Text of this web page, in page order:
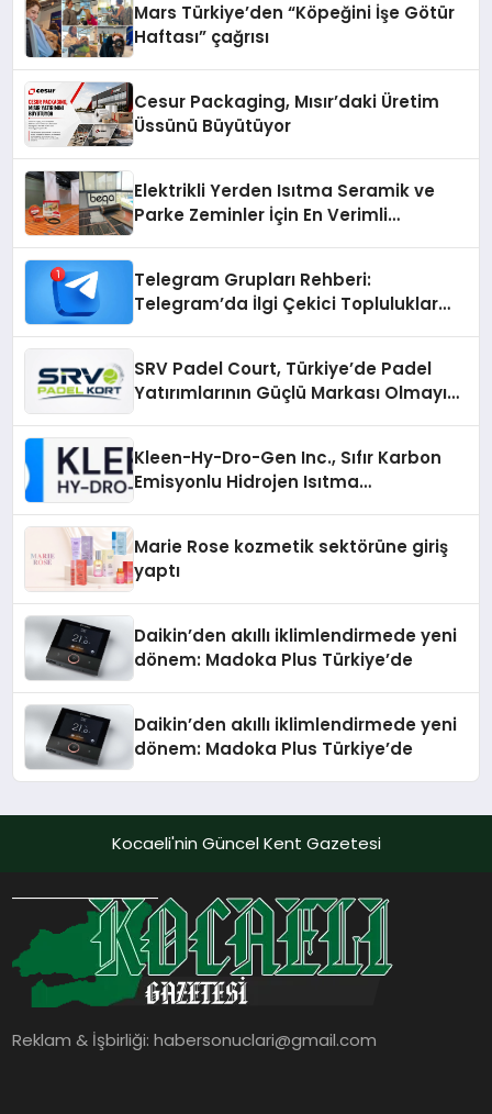
Mars Türkiye’den “Köpeğini İşe Götür
Haftası” çağrısı
Cesur Packaging, Mısır’daki Üretim
Üssünü Büyütüyor
Elektrikli Yerden Isıtma Seramik ve
Parke Zeminler İçin En Verimli
Telegram Grupları Rehberi:
Telegram’da İlgi Çekici Topluluklar
SRV Padel Court, Türkiye’de Padel
Yatırımlarının Güçlü Markası Olmayı
Kleen-Hy-Dro-Gen Inc., Sıfır Karbon
Emisyonlu Hidrojen Isıtma
Marie Rose kozmetik sektörüne giriş
yaptı
Daikin’den akıllı iklimlendirmede yeni
dönem: Madoka Plus Türkiye’de
Daikin’den akıllı iklimlendirmede yeni
dönem: Madoka Plus Türkiye’de
Kocaeli'nin Güncel Kent Gazetesi
Reklam & İşbirliği:habersonuclari@gmail.com